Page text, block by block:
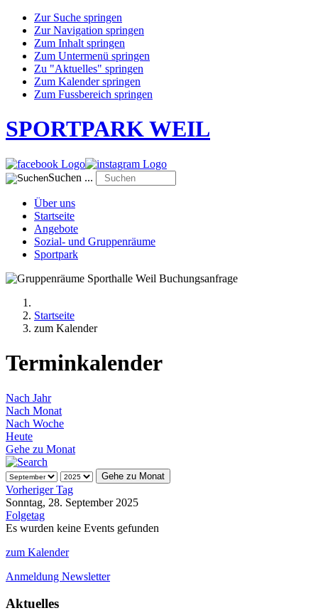
Zur Suche springen
Zur Navigation springen
Zum Inhalt springen
Zum Untermenü springen
Zu "Aktuelles" springen
Zum Kalender springen
Zum Fussbereich springen
SPORTPARK WEIL
Suchen ...
Über uns
Startseite
Angebote
Sozial- und Gruppenräume
Sportpark
Startseite
zum Kalender
Terminkalender
Nach Jahr
Nach Monat
Nach Woche
Heute
Gehe zu Monat
Gehe zu Monat
Vorheriger Tag
Sonntag, 28. September 2025
Folgetag
Es wurden keine Events gefunden
zum Kalender
Anmeldung Newsletter
Aktuelles